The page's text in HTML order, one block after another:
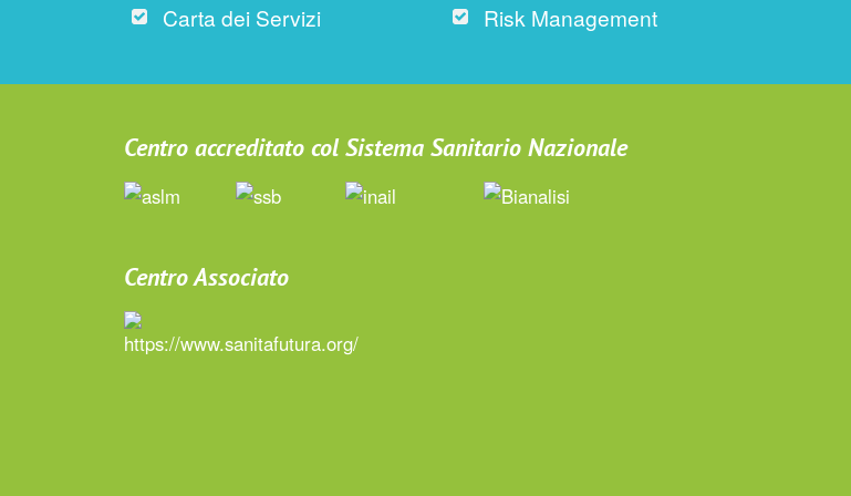
Carta dei Servizi
Risk Management
Centro accreditato col Sistema Sanitario Nazionale
Centro Associato